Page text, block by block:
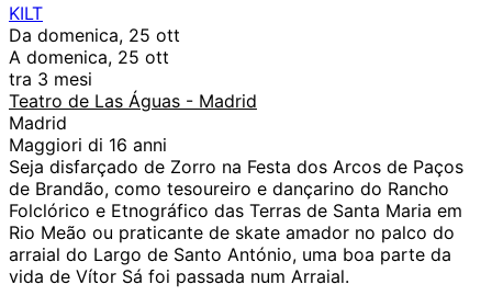
KILT
Da domenica, 25 ott
A domenica, 25 ott
tra 3 mesi
Teatro de Las Águas - Madrid
Madrid
Maggiori di 16 anni
Seja disfarçado de Zorro na Festa dos Arcos de Paços
de Brandão, como tesoureiro e dançarino do Rancho
Folclórico e Etnográfico das Terras de Santa Maria em
Rio Meão ou praticante de skate amador no palco do
arraial do Largo de Santo António, uma boa parte da
vida de Vítor Sá foi passada num Arraial.